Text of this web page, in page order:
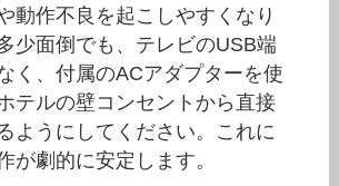
動作不良を起こしやすくなり
少面倒でも、テレビのUSB端
く、付属のACアダプターを使
テルの壁コンセントから直接
ようにしてください。これに
が劇的に安定します。